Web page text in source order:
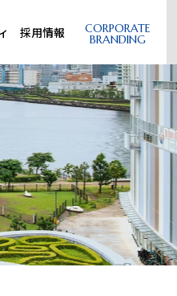
採用情報 CORPORATE
BRANDING